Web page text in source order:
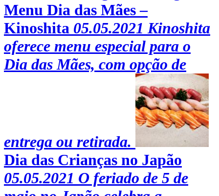
Menu Dia das Mães –
Kinoshita 05.05.2021 Kinoshita
oferece menu especial para o
Dia das Mães, com opção de
entrega ou retirada.
Dia das Crianças no Japão
05.05.2021 O feriado de 5 de